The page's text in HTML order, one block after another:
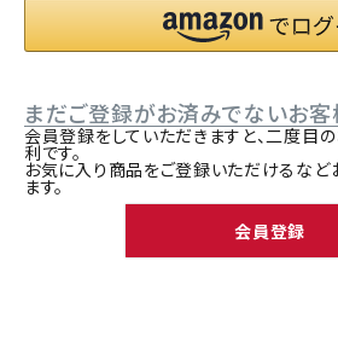
まだご登録がお済みでないお客
会員登録をしていただきますと、二度目
利です。
お気に入り商品をご登録いただけるなど
ます。
会員登録